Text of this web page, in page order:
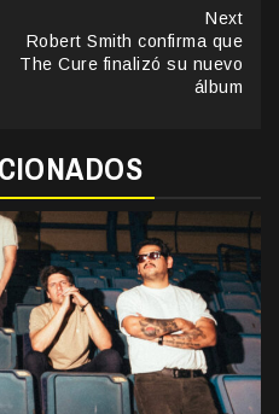
Next
Robert Smith confirma que
The Cure finalizó su nuevo
álbum